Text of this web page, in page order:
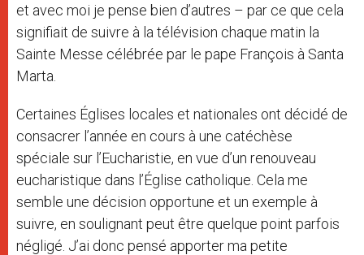
et avec moi je pense bien d’autres – par ce que cela
signifiait de suivre à la télévision chaque matin la
Sainte Messe célébrée par le pape François à Santa
Marta.
Certaines Églises locales et nationales ont décidé de
consacrer l’année en cours à une catéchèse
spéciale sur l’Eucharistie, en vue d’un renouveau
eucharistique dans l’Église catholique. Cela me
semble une décision opportune et un exemple à
suivre, en soulignant peut être quelque point parfois
négligé. J’ai donc pensé apporter ma petite